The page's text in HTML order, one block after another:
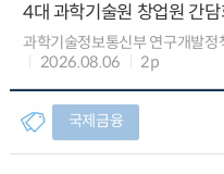
4대 과학기술원 창업원 간담
과학기술정보통신부 연구개발
2026.08.06
2p
국제금융